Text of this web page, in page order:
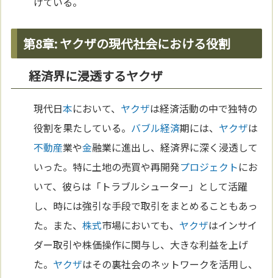
第8章: ヤクザの現代社会における役割
経済界に浸透するヤクザ
現代日本において、 ヤクザは経済活動の中で独特の
役割を果たしている。 バブル経済期には、 ヤクザは
不動産業や金融業に進出し、経済界に深く浸透して
いった。特に土地の売買や再開発プロジェクトにお
いて、彼らは「トラブルシューター」として活躍
し、時には強引な手段で取引をまとめることもあっ
た。また、株式市場においても、 ヤクザはインサイ
ダー取引や株価操作に関与し、大きな利益を上げ
た。 ヤクザはその裏社会のネットワークを活用し、